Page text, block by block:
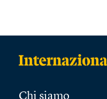
Chi siamo